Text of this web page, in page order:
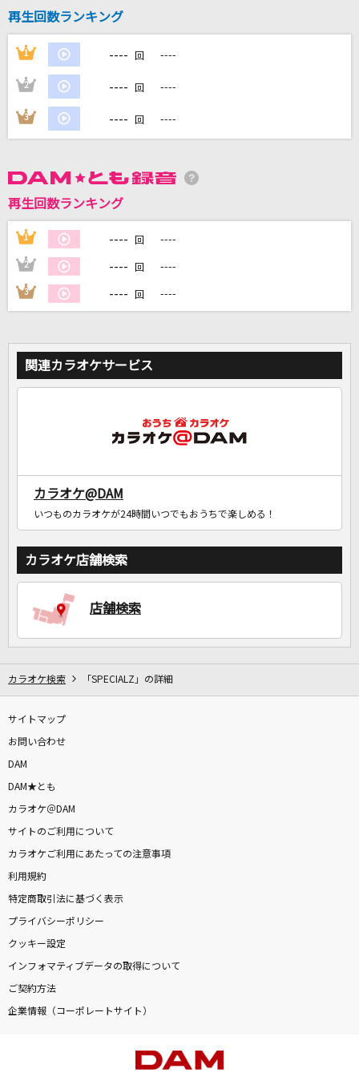
カラオケをもっと楽しもう！
再生回数ランキング
1 ---- 回 ----
2 ---- 回 ----
3 ---- 回 ----
再生回数ランキング
1 ---- 回 ----
2 ---- 回 ----
3 ---- 回 ----
関連カラオケサービス
カラオケ@DAM
いつものカラオケが24時間いつでもおうちで楽しめる！
カラオケ店舗検索
店舗検索
カラオケ検索 「SPECIALZ」の詳細
サイトマップ
お問い合わせ
DAM
DAM★とも
カラオケ＠DAM
サイトのご利用について
カラオケご利用にあたっての注意事項
利用規約
特定商取引法に基づく表示
プライバシーポリシー
クッキー設定
インフォマティブデータの取得について
ご契約方法
企業情報（コーポレートサイト）